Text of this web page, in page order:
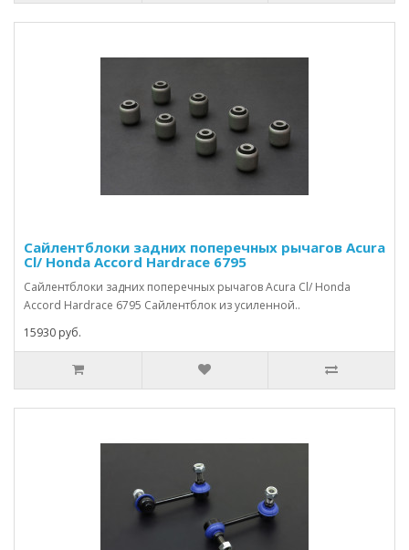
Сайлентблоки задних поперечных рычагов Acura
Cl/ Honda Accord Hardrace 6795
Сайлентблоки задних поперечных рычагов Acura Cl/ Honda
Accord Hardrace 6795 Сайлентблок из усиленной..
15930 руб.